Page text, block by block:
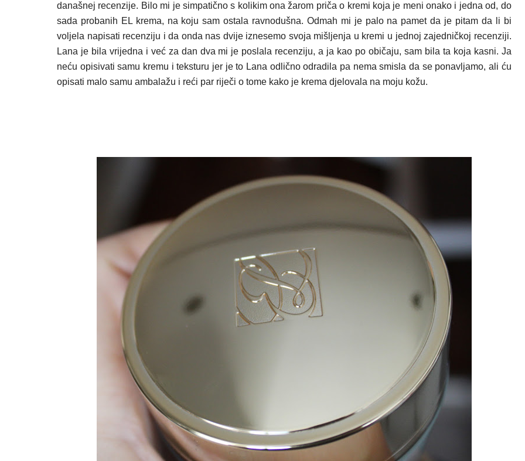
današnej recenzije. Bilo mi je simpatično s kolikim ona žarom priča o kremi koja je meni onako i jedna od, do
sada probanih EL krema, na koju sam ostala ravnodušna. Odmah mi je palo na pamet da je pitam da li bi
voljela napisati recenziju i da onda nas dvije iznesemo svoja mišljenja u kremi u jednoj zajedničkoj recenziji.
Lana je bila vrijedna i već za dan dva mi je poslala recenziju, a ja kao po običaju, sam bila ta koja kasni. Ja
neću opisivati samu kremu i teksturu jer je to Lana odlično odradila pa nema smisla da se ponavljamo, ali ću
opisati malo samu ambalažu i reći par riječi o tome kako je krema djelovala na moju kožu.